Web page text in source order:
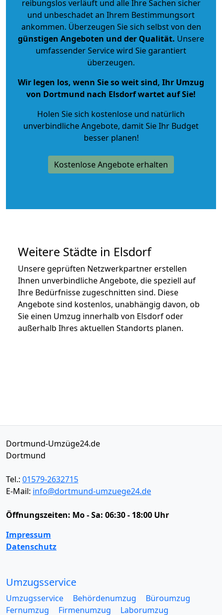
reibungslos verläuft und alle Ihre Sachen sicher
und unbeschadet an Ihrem Bestimmungsort
ankommen. Überzeugen Sie sich selbst von den
günstigen Angeboten und der Qualität. Unsere
umfassender Service wird Sie garantiert
überzeugen.
Wir legen los, wenn Sie so weit sind, Ihr Umzug
von Dortmund nach Elsdorf wartet auf Sie!
Holen Sie sich kostenlose und natürlich
unverbindliche Angebote, damit Sie Ihr Budget
besser planen!
Kostenlose Angebote erhalten
Weitere Städte in Elsdorf
Unsere geprüften Netzwerkpartner erstellen
Ihnen unverbindliche Angebote, die speziell auf
Ihre Bedürfnisse zugeschnitten sind. Diese
Angebote sind kostenlos, unabhängig davon, ob
Sie einen Umzug innerhalb von Elsdorf oder
außerhalb Ihres aktuellen Standorts planen.
Dortmund-Umzüge24.de
Dortmund
Tel.: 01579-2632715
E-Mail: info@dortmund-umzuege24.de
Öffnungszeiten: Mo - Sa: 06:30 - 18:00 Uhr
Impressum
Datenschutz
Umzugsservice
Umzugsservice Behördenumzug
Büroumzug
Fernumzug
Firmenumzug
Laborumzug